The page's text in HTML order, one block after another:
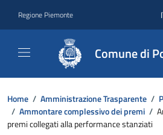
Regione Piemonte
Comune di
Home / Amministrazione Trasparente /
/ Ammontare complessivo dei premi /
premi collegati alla performance stanziati